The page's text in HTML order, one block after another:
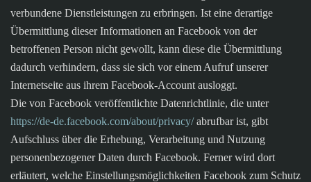
verbundene Dienstleistungen zu erbringen. Ist eine derartige
Übermittlung dieser Informationen an Facebook von der
betroffenen Person nicht gewollt, kann diese die Übermittlung
dadurch verhindern, dass sie sich vor einem Aufruf unserer
Internetseite aus ihrem Facebook-Account ausloggt.
Die von Facebook veröffentlichte Datenrichtlinie, die unter
https://de-de.facebook.com/about/privacy/abrufbar ist, gibt
Aufschluss über die Erhebung, Verarbeitung und Nutzung
personenbezogener Daten durch Facebook. Ferner wird dort
erläutert, welche Einstellungsmöglichkeiten Facebook zum Schutz